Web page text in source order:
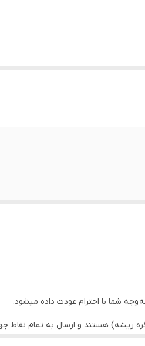
هستند و ارسال به تمام نقاط